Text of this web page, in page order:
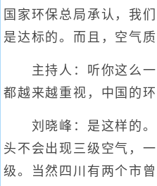
国家环保总局承认，我
是达标的。而且，空气
主持人：听你这么一
都越来越重视，中国的
刘晓峰：是这样的。
头不会出现三级空气，
级。当然四川有两个市